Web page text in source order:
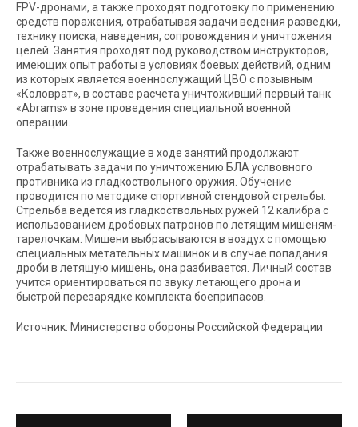
FPV-дронами, а также проходят подготовку по применению
средств поражения, отрабатывая задачи ведения разведки,
технику поиска, наведения, сопровождения и уничтожения
целей. Занятия проходят под руководством инструкторов,
имеющих опыт работы в условиях боевых действий, одним
из которых является военнослужащий ЦВО с позывным
«Коловрат», в составе расчета уничтоживший первый танк
«Abrams» в зоне проведения специальной военной
операции.
Также военнослужащие в ходе занятий продолжают
отрабатывать задачи по уничтожению БЛА услвовного
противника из гладкоствольного оружия. Обучение
проводится по методике спортивной стендовой стрельбы.
Стрельба ведётся из гладкоствольных ружей 12 калибра с
использованием дробовых патронов по летящим мишеням-
тарелочкам. Мишени выбрасываются в воздух с помощью
специальных метательных машинок и в случае попадания
дроби в летящую мишень, она разбивается. Личный состав
учится ориентироваться по звуку летающего дрона и
быстрой перезарядке комплекта боеприпасов.
Источник: Министерство обороны Российской Федерации